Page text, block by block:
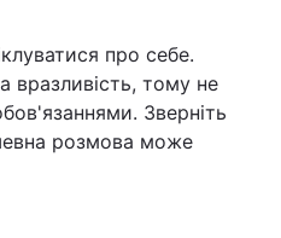
про себе.
вразливість, тому не
Зверніть
розмова може